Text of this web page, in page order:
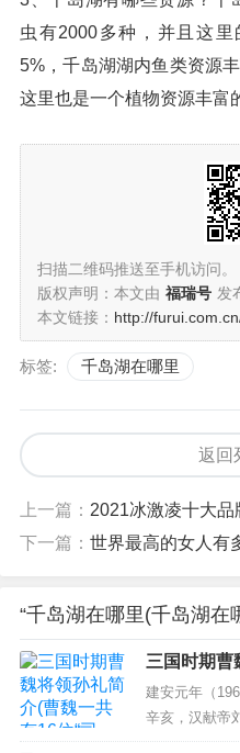
虫有2000多种，并且这
5%，千岛湖湖内鱼类资源
这里也是一个植物资源丰富
扫描二维码推送至手机访问。
版权声明：本文由 福瑞号 发
本文链接： http://
标签: 千岛湖在哪里
返回
上一篇： 2021冰激凌十大品牌排行
下一篇： 世界最高的女人有多高(世
“千岛湖在哪里(千岛湖在
三国时期曹
位“司空”：
建安元年（
辛亥，汉献帝
庚申，迁都许